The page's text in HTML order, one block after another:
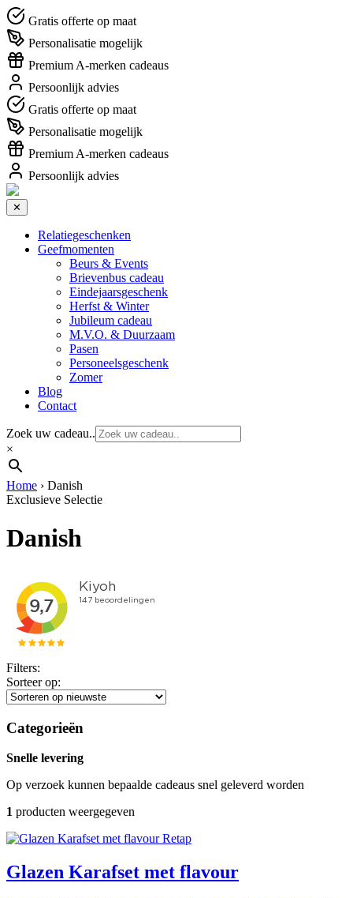
Gratis offerte op maat
Personalisatie mogelijk
Premium A-merken cadeaus
Persoonlijk advies
Gratis offerte op maat
Personalisatie mogelijk
Premium A-merken cadeaus
Persoonlijk advies
✕
Relatiegeschenken
Geefmomenten
Beurs & Events
Brievenbus cadeau
Eindejaarsgeschenk
Herfst & Winter
Jubileum cadeau
M.V.O. & Duurzaam
Pasen
Personeelsgeschenk
Zomer
Blog
Contact
Zoek uw cadeau..
×
Home › Danish
Exclusieve Selectie
Danish
Filters:
Sorteer op:
Categorieën
Snelle levering
Op verzoek kunnen bepaalde cadeaus snel geleverd worden
1 producten weergegeven
Retap
Glazen Karafset met flavour